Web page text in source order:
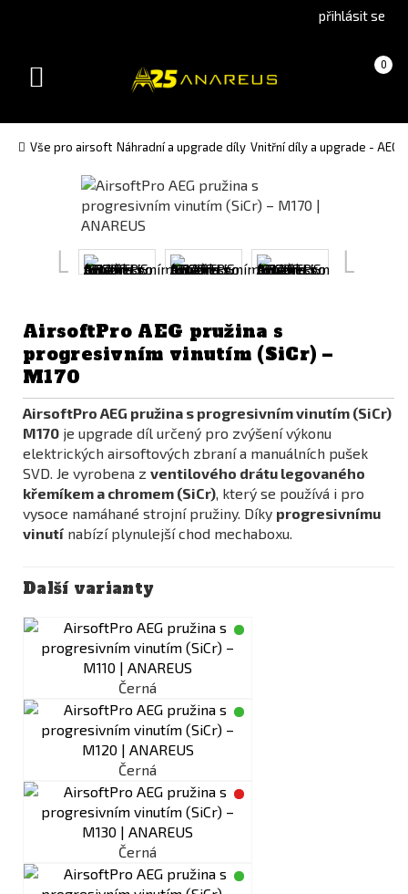
version(Slovak)
přihlásit se
Košík 0
(prázdný)
Toggle
Vše pro airsoft Náhradní a upgrade díly Vnitřní díly a upgrade - AEG
AirsoftPro AEG pružina s
progresivním vinutím (SiCr) –
M170
AirsoftPro AEG pružina s progresivním vinutím (SiCr)
M170 je upgrade díl určený pro zvýšení výkonu
elektrických airsoftových zbraní a manuálních pušek
SVD. Je vyrobena z ventilového drátu legovaného
křemíkem a chromem (SiCr), který se používá i pro
vysoce namáhané strojní pružiny. Díky progresivnímu
vinutí nabízí plynulejší chod mechaboxu.
Další varianty
Černá
Černá
Černá